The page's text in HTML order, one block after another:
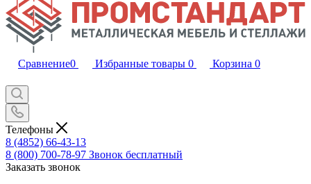
Сравнение0 Избранные товары 0 Корзина 0
Телефоны
8 (4852) 66-43-13
8 (800) 700-78-97 Звонок бесплатный
Заказать звонок